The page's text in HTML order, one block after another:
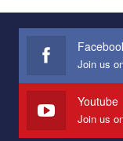
представляющий
Мы просим вас
наш план по
СОГИ в Украине.
Все, что вам
по этой ссылке и
Youtube
Join us